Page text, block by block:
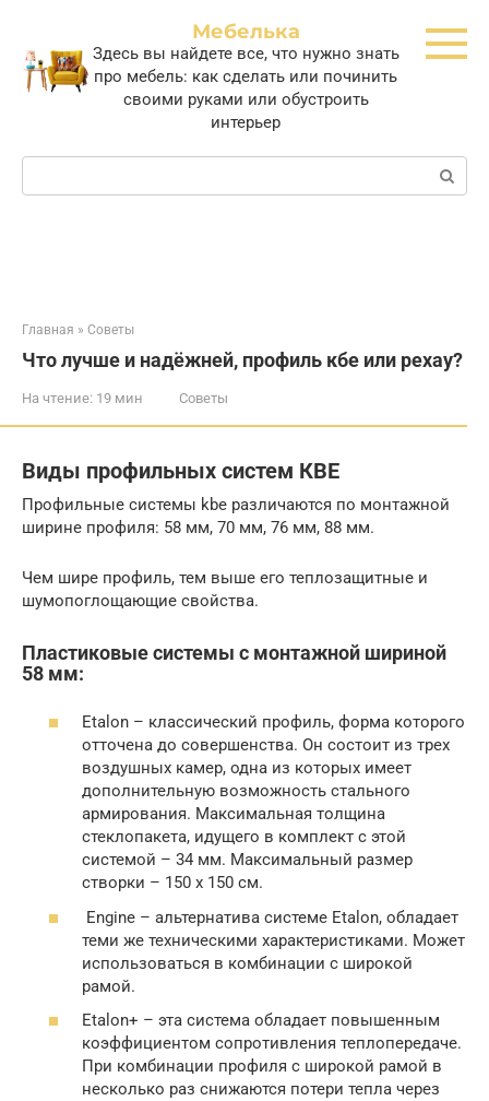
контенту
Мебелька
Здесь вы найдете все, что нужно знать
про мебель: как сделать или починить
своими руками или обустроить
интерьер
Поиск:
Главная » Советы
Что лучше и надёжней, профиль кбе или рехау?
На чтение: 19 мин Советы
Виды профильных систем КВЕ
Профильные системы kbe различаются по монтажной
ширине профиля: 58 мм, 70 мм, 76 мм, 88 мм.
Чем шире профиль, тем выше его теплозащитные и
шумопоглощающие свойства.
Пластиковые системы с монтажной шириной
58 мм:
Etalon – классический профиль, форма которого
отточена до совершенства. Он состоит из трех
воздушных камер, одна из которых имеет
дополнительную возможность стального
армирования. Максимальная толщина
стеклопакета, идущего в комплект с этой
системой – 34 мм. Максимальный размер
створки – 150 х 150 см.
Engine – альтернатива системе Etalon, обладает
теми же техническими характеристиками. Может
использоваться в комбинации с широкой
рамой.
Etalon+ – эта система обладает повышенным
коэффициентом сопротивления теплопередаче.
При комбинации профиля с широкой рамой в
несколько раз снижаются потери тепла через